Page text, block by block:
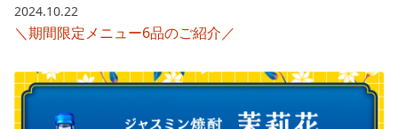
2024.10.22
＼期間限定メニュー6品のご紹介／